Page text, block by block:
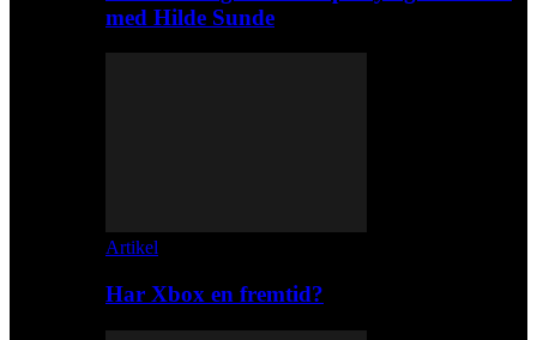
med Hilde Sunde
Artikel
Har Xbox en fremtid?